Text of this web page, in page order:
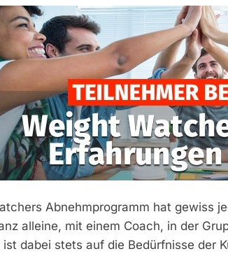
Abnehmprogramm hat gewiss
alleine, mit einem Coach, in der
ist dabei stets auf die Bedürfnisse der